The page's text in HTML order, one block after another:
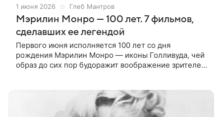
1 июня 2026 Глеб Мантров
Мэрилин Монро — 100 лет. 7 фильмов,
сделавших ее легендой
Первого июня исполняется 100 лет со дня
рождения Мэрилин Монро — иконы Голливуда, чей
образ до сих пор будоражит воображение зрителей